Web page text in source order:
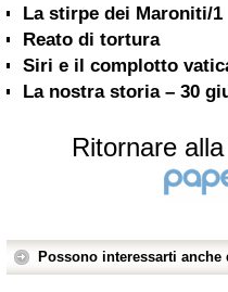
La stirpe dei Maroniti/1
Reato di tortura
Siri e il complotto
La nostra storia – 30
Ritornare
Possono interessarti